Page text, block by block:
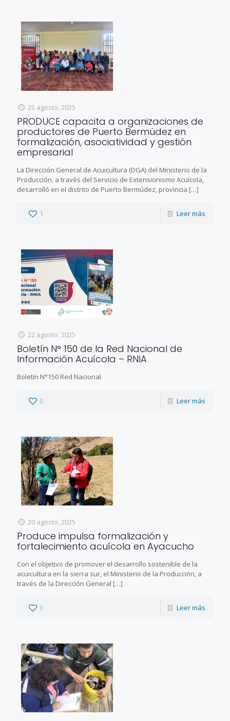
25 agosto, 2025
PRODUCE capacita a organizaciones de
productores de Puerto Bermúdez en
formalización, asociatividad y gestión
empresarial
La Dirección General de Acuicultura (DGA) del Ministerio de la
Producción, a través del Servicio de Extensionismo Acuícola,
desarrolló en el distrito de Puerto Bermúdez, provincia […]
1 Leer más
22 agosto, 2025
Boletín N° 150 de la Red Nacional de
Información Acuícola – RNIA
Boletín N°150 Red Nacional
0 Leer más
20 agosto, 2025
Produce impulsa formalización y
fortalecimiento acuícola en Ayacucho
Con el objetivo de promover el desarrollo sostenible de la
acuicultura en la sierra sur, el Ministerio de la Producción, a
través de la Dirección General […]
0 Leer más